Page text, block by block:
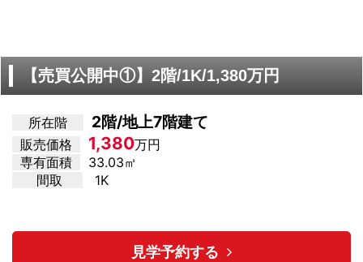
【売買公開中①】2階/1K/1,380万円
所在階 2階/地上7階建て
販売価格 1,380万円
専有面積
33.03㎡
間取
1K
見学予約する